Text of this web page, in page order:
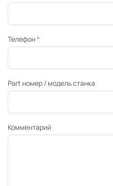
Телефон*
Part номер / модель станка
Комментарий